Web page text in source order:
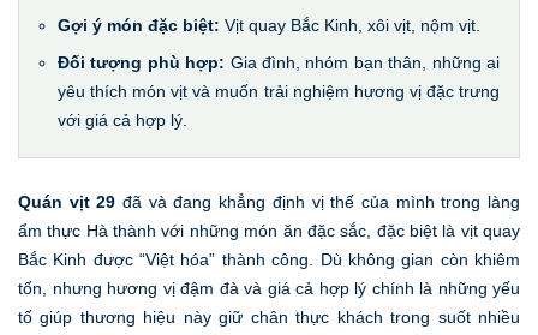
Gợi ý món đặc biệt: Vịt quay Bắc Kinh, xôi vịt, nộm vịt.
Đối tượng phù hợp: Gia đình, nhóm bạn thân, những ai
yêu thích món vịt và muốn trải nghiệm hương vị đặc trưng
với giá cả hợp lý.
Quán vịt 29 đã và đang khẳng định vị thế của mình trong làng
ẩm thực Hà thành với những món ăn đặc sắc, đặc biệt là vịt quay
Bắc Kinh được “Việt hóa” thành công. Dù không gian còn khiêm
tốn, nhưng hương vị đậm đà và giá cả hợp lý chính là những yếu
tố giúp thương hiệu này giữ chân thực khách trong suốt nhiều